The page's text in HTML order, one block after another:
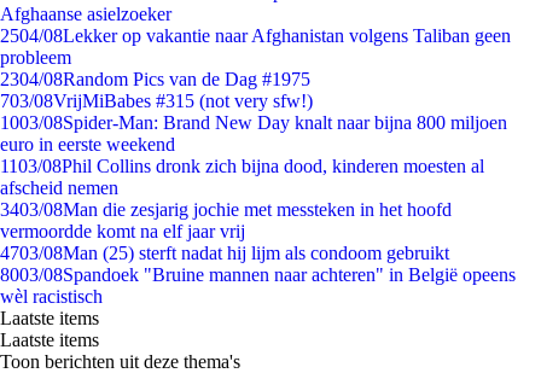
Afghaanse asielzoeker
2504/08Lekker op vakantie naar Afghanistan volgens Taliban geen
probleem
2304/08Random Pics van de Dag #1975
703/08VrijMiBabes #315 (not very sfw!)
1003/08Spider-Man: Brand New Day knalt naar bijna 800 miljoen
euro in eerste weekend
1103/08Phil Collins dronk zich bijna dood, kinderen moesten al
afscheid nemen
3403/08Man die zesjarig jochie met messteken in het hoofd
vermoordde komt na elf jaar vrij
4703/08Man (25) sterft nadat hij lijm als condoom gebruikt
8003/08Spandoek "Bruine mannen naar achteren" in België opeens
wèl racistisch
Laatste items
Laatste items
Toon berichten uit deze thema's